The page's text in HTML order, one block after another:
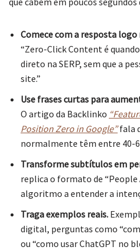
Comece com a resposta
“Zero-Click Content é
direto na SERP, sem que a
site.”
Use frases curtas para
O artigo da Backlinko
Position Zero in Google”fala
normalmente têm entre 40-
Transforme subtítulos em
replica o formato de “People
algoritmo a entender a
Traga exemplos reais.
digital, perguntas como
ou “como usar ChatGPT no